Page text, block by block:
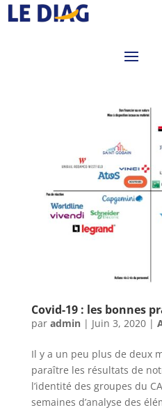
Covid-19 : les bonnes
par admin| Juin 3, 2020|
Il y a un peu plus de deux
paraître les résultats de
l’identité des groupes du
semaines d’analyse des